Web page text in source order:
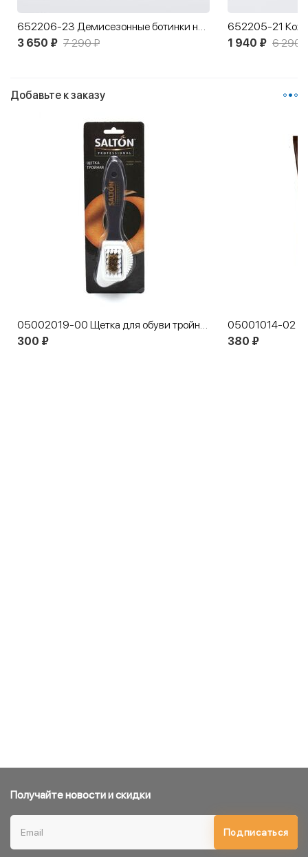
652206-23 Демисезонные ботинки на шнурках
3 650 ₽ 7 290 ₽ 1 940 ₽ 6 290
Добавьте к заказу
05002019-00 Щетка для обуви тройная
300 ₽
380 ₽
Получайте новости и скидки
Подписаться